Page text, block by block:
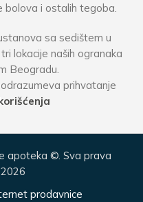
bolova i ostalih tegoba.
sa sedištem u
lokacije naših ogranaka
Beogradu.
prihvatanje
apoteka ©. Sva prava
prodavnice